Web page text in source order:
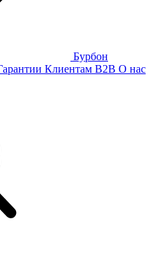
Бурбон
Клиентам B2B О нас